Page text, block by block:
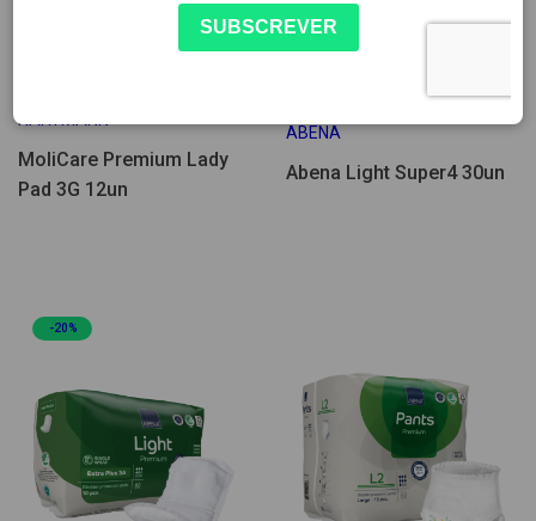
HARTMANN
MoliCare Premium Lady
Pad 3G 12un
ABENA
Abena Light Super4 30un
-20%